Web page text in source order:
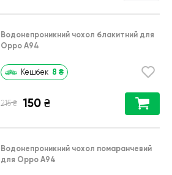
Водонепроникний чохол блакитний для
Oppo A94
Кешбек 8 ₴
215 ₴ 150 ₴
Водонепроникний чохол помаранчевий
для Oppo A94